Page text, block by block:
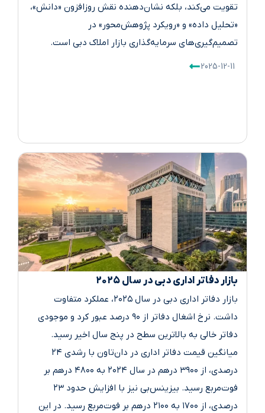
تقویت می‌کند، بلکه نشان‌دهنده نقش روزافزون «دانش»،
«تحلیل داده» و «رویکرد پژوهش‌محور» در
تصمیم‌گیری‌های سرمایه‌گذاری بازار املاک دبی است.
2025-12-11
بازار دفاتر اداری دبی در سال ۲۰۲۵
بازار دفاتر اداری دبی در سال ۲۰۲۵، عملکرد متفاوت
داشت. نرخ اشغال دفاتر از ۹۰ درصد عبور کرد و موجودی
دفاتر خالی به بالاترین سطح در پنج سال اخیر رسید.
میانگین قیمت دفاتر اداری در دان‌تاون با رشدی ۲۴
درصدی، از ۳۹۰۰ درهم در سال ۲۰۲۴ به ۴۸۰۰ درهم بر
فوت‌مربع رسید. بیزینس‌بی نیز با افزایش حدود ۲۳
درصدی، از ۱۷۰۰ به ۲۱۰۰ درهم بر فوت‌مربع رسید. در این